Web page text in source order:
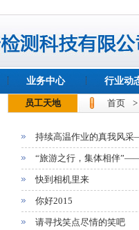
业务中心
行业动
员工天地 首页 >
持续高温作业的真我风
“旅游之行，集体相伴
快到相机里来
你好2015
请寻找笑点尽情的笑吧